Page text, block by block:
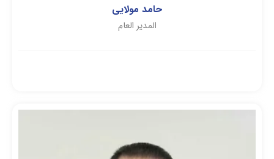
حامد مولایی
المدير العام